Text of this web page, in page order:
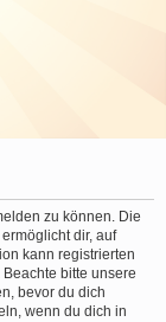
zu können. Die
dir, auf
kann registrierten
bitte unsere
bevor du dich
wenn du dich in